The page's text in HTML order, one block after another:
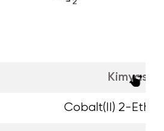
Kimyasal
Cobalt(II) 2-Ethyl